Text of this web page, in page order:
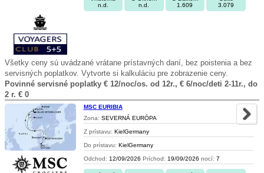
n.d.
n.d.
1.609
3.079
Všetky ceny sú uvádzané vrátane prístavných daní, bez poistenia a bez
servisných poplatkov. Vytvorte si kalkuláciu pre zobrazenie ceny.
Povinné servisné poplatky € 12/noc/os. od 12r., € 6/noc/deti 2-11r., do
2 r. € 0
MSC EURIBIA
Zona: SEVERNÁ EURÓPA
Z prístavu: KielGermany
Do prístavu: KielGermany
Odchod: 12/09/2026 Príchod: 19/09/2026 nocí: 7